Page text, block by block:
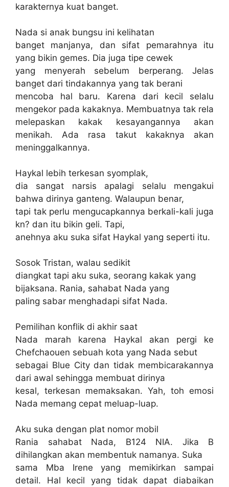
karakternya kuat banget.
Nada si anak bungsu ini kelihatan
banget manjanya, dan sifat pemarahnya itu
yang bikin gemes. Dia juga tipe cewek
yang menyerah sebelum berperang. Jelas
banget dari tindakannya yang tak berani
mencoba hal baru. Karena dari kecil selalu
mengekor pada kakaknya. Membuatnya tak rela
melepaskan kakak kesayangannya akan
menikah. Ada rasa takut kakaknya akan
meninggalkannya.
Haykal lebih terkesan syomplak,
dia sangat narsis apalagi selalu mengakui
bahwa dirinya ganteng. Walaupun benar,
tapi tak perlu mengucapkannya berkali-kali juga
kn? dan itu bikin geli. Tapi,
anehnya aku suka sifat Haykal yang seperti itu.
Sosok Tristan, walau sedikit
diangkat tapi aku suka, seorang kakak yang
bijaksana. Rania, sahabat Nada yang
paling sabar menghadapi sifat Nada.
Pemilihan konflik di akhir saat
Nada marah karena Haykal akan pergi ke
Chefchaouen sebuah kota yang Nada sebut
sebagai Blue City dan tidak membicarakannya
dari awal sehingga membuat dirinya
kesal, terkesan memaksakan. Yah, toh emosi
Nada memang cepat meluap-luap.
Aku suka dengan plat nomor mobil
Rania sahabat Nada, B124 NIA. Jika B
dihilangkan akan membentuk namanya. Suka
sama Mba Irene yang memikirkan sampai
detail. Hal kecil yang tidak dapat diabaikan